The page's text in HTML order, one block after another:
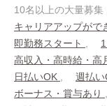
10名以上の大量募集
キャリアアップがで
即勤務スタート
高収入・高時給・高
日払いOK
週払い
ボーナス・賞与あり